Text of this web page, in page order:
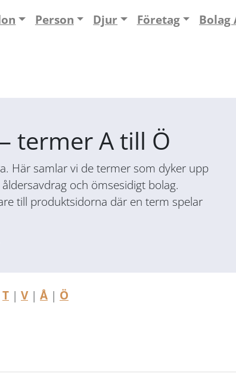
Person Djur Företag Bolag
termer A till Ö
Här samlar vi de termer som dyker upp
och ömsesidigt bolag.
till produktsidorna där en term spelar
T | V| Å | Ö